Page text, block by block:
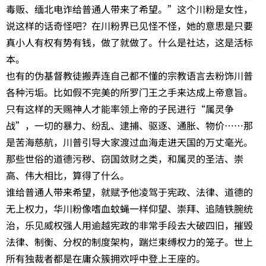
毒贩、缅北电诈给普通人带来了希望。”这个川粉是女性，
说这样的话奇怪吧？在川粉界已见怪不怪，她的意思是只要
真小人有权有势有钱，做了就做了。什么是社达，这是活标
本。
也有的伪基督教徒搬弄连自己都不懂的宗教语言去粉饰川普
各种污垢。比如假不完美的所罗门王之手来达成上帝意旨。
只有这样的天赐神人才能率领上帝的子民进行“属灵争
战”，一切的暴力、纷乱、逮捕、驱逐、通胀、物价……那
是苦海慈航，川普引导大家渡过血海走进天国的万丈毫光。
那些世俗的道德污秽、窃国敛财之类，和属灵的圣洁、崇
高、伟大相比，算得了什么。
谁给普通人带来希望，就赋予他凌驾于宪政、法律、道德的
无上权力，华川粉像嗜血蚊蝇一样仰望、崇拜、追随铁腕统
治，乐见威权强人用逾越宪政的非常手段去大破四旧，摧毁
法律、制衡、分权的制度架构，踹烂束缚权力的笼子。世上
所有独裁者都是在庸众簇拥欢呼中登上王座的。